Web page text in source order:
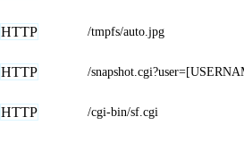
HTTP /tmpfs/auto.jpg
HTTP /
HTTP /cgi-bin/sf.cgi